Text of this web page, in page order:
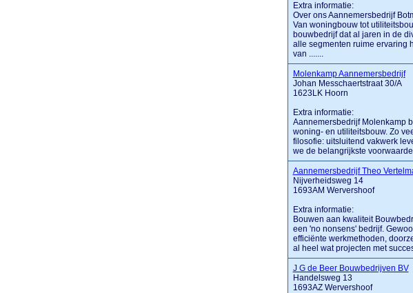
Extra informatie:
Over ons Aannemersbedrijf
Van woningbouw tot
bouwbedrijf dat al jaren in de
alle segmenten ruime ervaring
van .......
Molenkamp Aannemersbedrijf
Johan Messchaertstraat 30/A
1623LK Hoorn
Extra informatie:
Aannemersbedrijf Molenkamp
woning- en utiliteitsbouw. Zo
filosofie: uitsluitend vakwerk
we de belangrijkste
Aannemersbedrijf Theo
Nijverheidsweg 14
1693AM Wervershoof
Extra informatie:
Bouwen aan kwaliteit
een 'no nonsens' bedrijf.
efficiënte werkmethoden,
al heel wat projecten met
J G de Beer Bouwbedrijven BV
Handelsweg 13
1693AZ Wervershoof